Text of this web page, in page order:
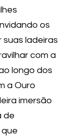
os
suas ladeiras
com a
longo dos
a Ouro
imersão
de